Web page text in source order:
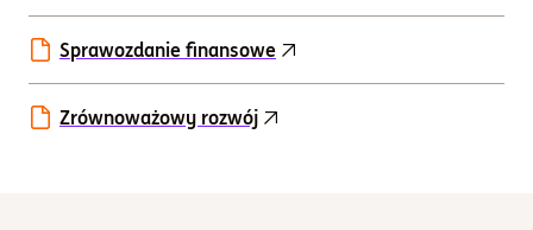
Sprawozdanie finansowe
Zrównoważowy rozwój